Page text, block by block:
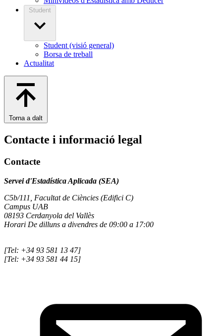
Student
Student (visió general)
Borsa de treball
Actualitat
Torna a dalt
Contacte i informació legal
Contacte
Servei d'Estadística Aplicada (SEA)
C5b/111, Facultat de Ciències (Edifici C)
Campus UAB
08193 Cerdanyola del Vallès
Horari De dilluns a divendres de 09:00 a 17:00
[Tel: +34 93 581 13 47]
[Tel: +34 93 581 44 15]